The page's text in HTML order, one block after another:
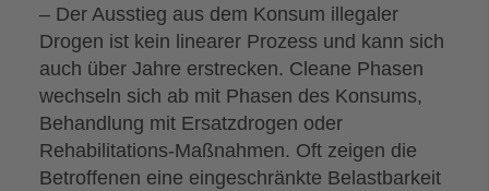
– Der Ausstieg aus dem Konsum illegaler
Drogen ist kein linearer Prozess und kann sich
auch über Jahre erstrecken. Cleane Phasen
wechseln sich ab mit Phasen des Konsums,
Behandlung mit Ersatzdrogen oder
Rehabilitations-Maßnahmen. Oft zeigen die
Betroffenen eine eingeschränkte Belastbarkeit